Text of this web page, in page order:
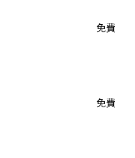
免費
免費